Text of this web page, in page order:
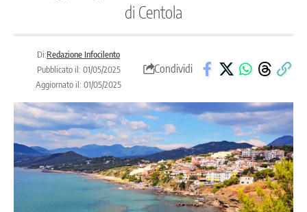
di Centola
Di:Redazione Infocilento
Pubblicato il: 01/05/2025
Aggiornato il: 01/05/2025
Condividi